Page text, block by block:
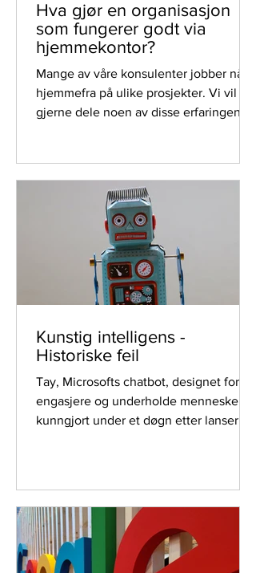
Hva gjør en organisasjon
som fungerer godt via
hjemmekontor?
Mange av våre konsulenter jobber nå
hjemmefra på ulike prosjekter. Vi vil
gjerne dele noen av disse erfaringene
Kunstig intelligens -
Historiske feil
Tay, Microsofts chatbot, designet for å
engasjere og underholde mennesker,
kunngjort under et døgn etter lansering